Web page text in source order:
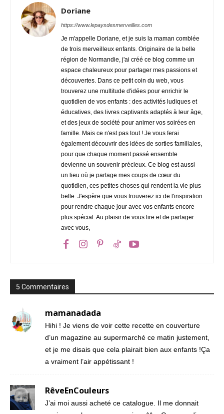
Doriane
https://www.lepaysdesmerveilles.com
Je m'appelle Doriane, et je suis la maman comblée
de trois merveilleux enfants. Originaire de la belle
région de Normandie, j'ai créé ce blog comme un
espace chaleureux pour partager mes passions et
découvertes. Dans ce petit coin du web, vous
trouverez une multitude d'idées pour enrichir le
quotidien de vos enfants : des activités ludiques et
éducatives, des livres captivants adaptés à leur âge,
et des jeux de société pour animer vos soirées en
famille. Mais ce n'est pas tout ! Je vous ferai
également découvrir des idées de sorties familiales,
pour que chaque moment passé ensemble
devienne un souvenir précieux. Ce blog est aussi
un lieu où je partage mes coups de cœur du
quotidien, ces petites choses qui rendent la vie plus
belle. J'espère que vous trouverez ici de l'inspiration
pour rendre chaque jour avec vos enfants encore
plus spécial. Au plaisir de vous lire et de partager
avec vous,
5 Commentaires
mamanadada
Hihi ! Je viens de voir cette recette en couverture
d’un magazine au supermarché ce matin justement,
et je me disais que cela plairait bien aux enfants !Ça
a vraiment l’air appétissant !
RêveEnCouleurs
J’ai moi aussi acheté ce catalogue. Il me donnait